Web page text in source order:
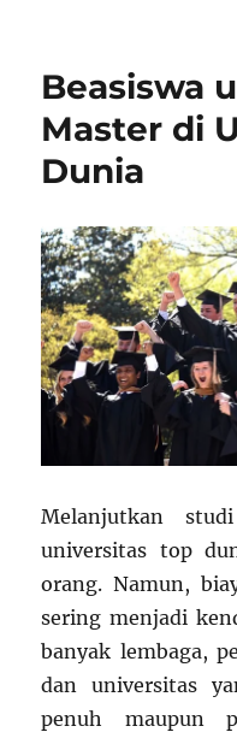
Beasiswa
Master di
Dunia
Melanjutkan
universitas top
orang. Namun,
sering menjadi
banyak lembaga,
dan universitas
penuh maupun